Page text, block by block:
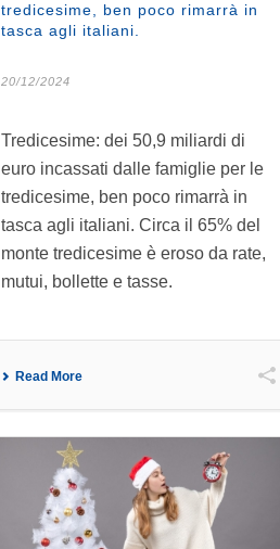
tredicesime, ben poco rimarrà in
tasca agli italiani.
20/12/2024
Tredicesime: dei 50,9 miliardi di
euro incassati dalle famiglie per le
tredicesime, ben poco rimarrà in
tasca agli italiani. Circa il 65% del
monte tredicesime è eroso da rate,
mutui, bollette e tasse.
Read More